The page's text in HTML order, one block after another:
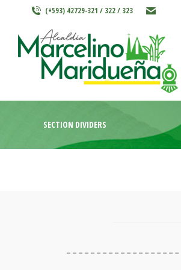
(+593) 42729-321 / 322 / 323
SECTION DIVIDERS